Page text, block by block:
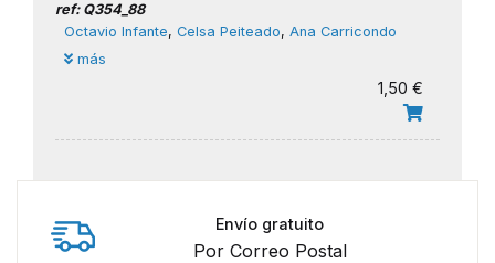
ref: Q354_88
Octavio Infante, Celsa Peiteado, Ana Carricondo
más
1,50 €
Envío gratuito
Por Correo Postal